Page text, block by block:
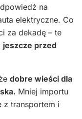
na
elektryczne. Co
za dekadę – te
jeszcze przed
dobre wieści dla
Mniej importu
z transportem i